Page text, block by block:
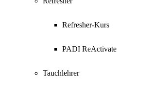
Refresher-Kurs
PADI ReActivate
Tauchlehrer